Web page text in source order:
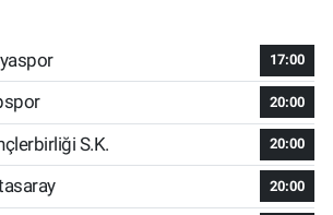
17:00
20:00
S.K. 20:00
20:00